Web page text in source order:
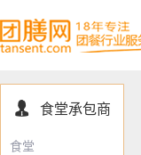
 食堂承包商
食堂